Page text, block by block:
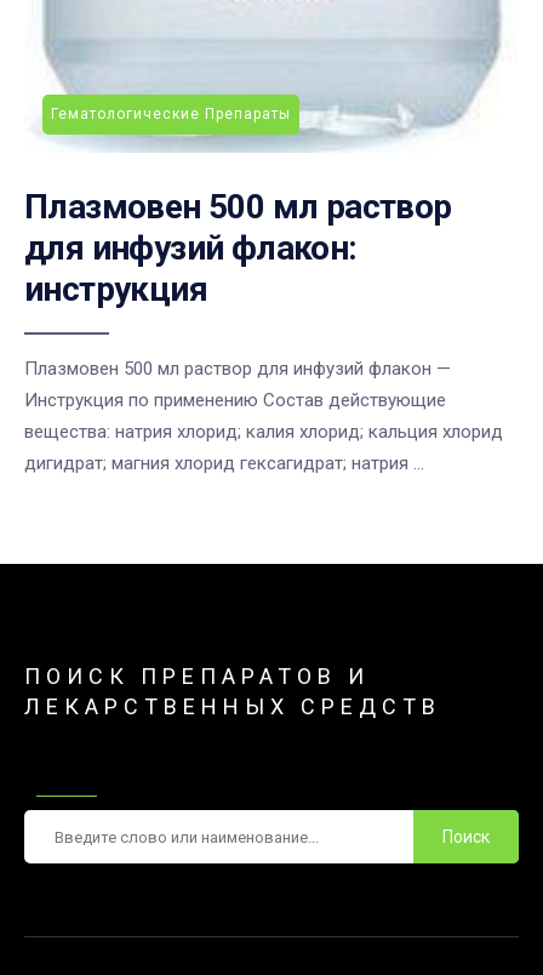
Гематологические Препараты
Плазмовен 500 мл раствор
для инфузий флакон:
инструкция
Плазмовен 500 мл раствор для инфузий флакон —
Инструкция по применению Состав действующие
вещества: натрия хлорид; калия хлорид; кальция хлорид
дигидрат; магния хлорид гексагидрат; натрия ...
ПОИСК ПРЕПАРАТОВ И
ЛЕКАРСТВЕННЫХ СРЕДСТВ
Поиск